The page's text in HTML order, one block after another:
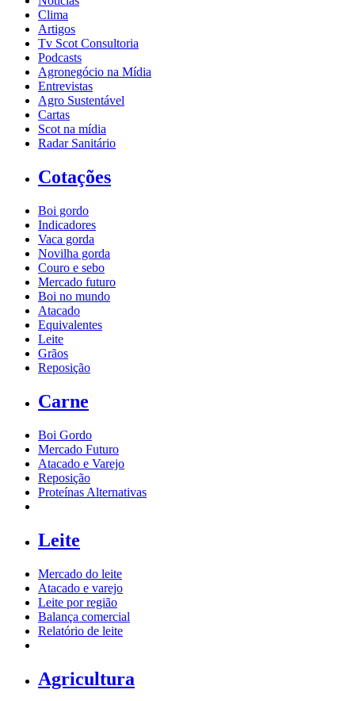
Clima
Artigos
Tv Scot Consultoria
Podcasts
Agronegócio na Mídia
Entrevistas
Agro Sustentável
Cartas
Scot na mídia
Radar Sanitário
Cotações
Boi gordo
Indicadores
Vaca gorda
Novilha gorda
Couro e sebo
Mercado futuro
Boi no mundo
Atacado
Equivalentes
Leite
Grãos
Reposição
Carne
Boi Gordo
Mercado Futuro
Atacado e Varejo
Reposição
Proteínas Alternativas
Leite
Mercado do leite
Atacado e varejo
Leite por região
Balança comercial
Relatório de leite
Agricultura